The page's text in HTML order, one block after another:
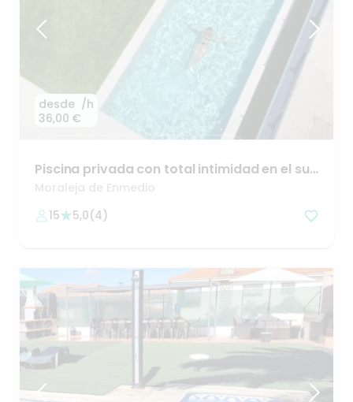
desde
36,00 €
/h
Piscina privada con total intimidaden el sur
de Madrid
Moraleja de Enmedio
15
5,0(4)